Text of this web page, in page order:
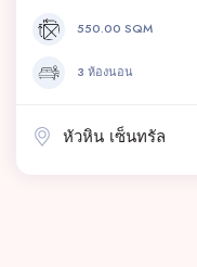
550.00 SQM
3 ห้องนอน
หัวหิน เซ็นทรัล